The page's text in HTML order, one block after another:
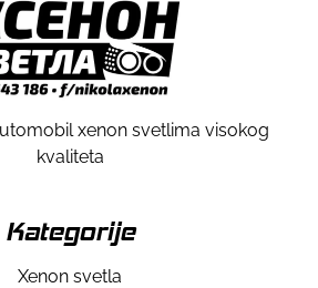
xenon svetlima visokog
kvaliteta
Kategorije
Xenon svetla